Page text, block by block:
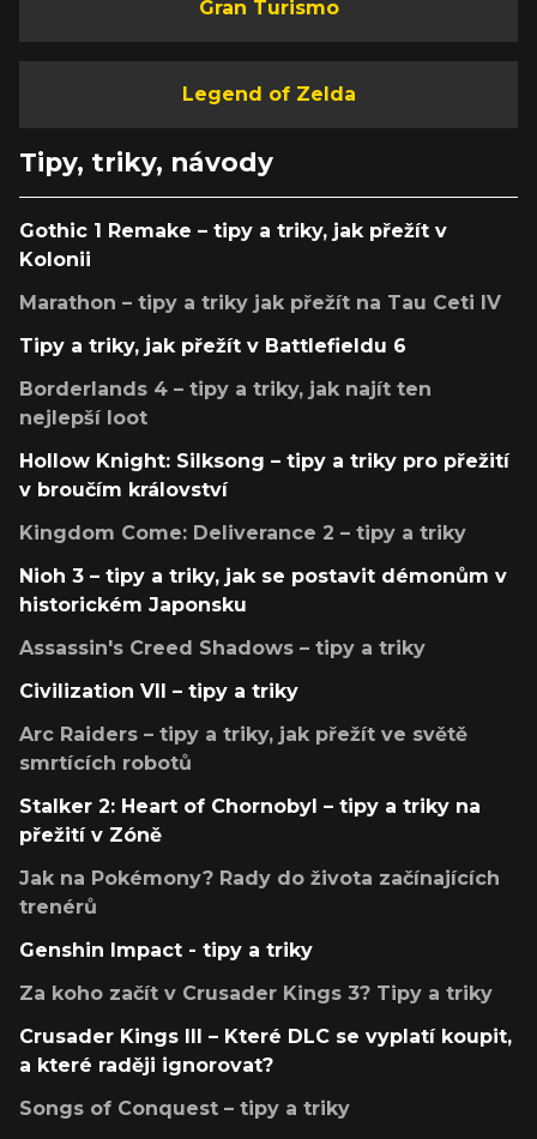
Gran Turismo
Legend of Zelda
Tipy, triky, návody
Gothic 1 Remake – tipy a triky, jak přežít v
Kolonii
Marathon – tipy a triky jak přežít na Tau Ceti IV
Tipy a triky, jak přežít v Battlefieldu 6
Borderlands 4 – tipy a triky, jak najít ten
nejlepší loot
Hollow Knight: Silksong – tipy a triky pro přežití
v broučím království
Kingdom Come: Deliverance 2 – tipy a triky
Nioh 3 – tipy a triky, jak se postavit démonům v
historickém Japonsku
Assassin's Creed Shadows – tipy a triky
Civilization VII – tipy a triky
Arc Raiders – tipy a triky, jak přežít ve světě
smrtících robotů
Stalker 2: Heart of Chornobyl – tipy a triky na
přežití v Zóně
Jak na Pokémony? Rady do života začínajících
trenérů
Genshin Impact - tipy a triky
Za koho začít v Crusader Kings 3? Tipy a triky
Crusader Kings III – Které DLC se vyplatí koupit,
a které raději ignorovat?
Songs of Conquest – tipy a triky